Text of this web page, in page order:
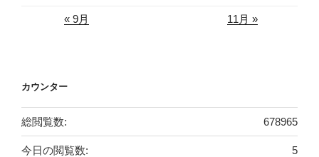
« 9月 11月 »
カウンター
678965
総閲覧数:
5
今日の閲覧数: